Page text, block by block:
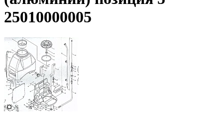
25010000005